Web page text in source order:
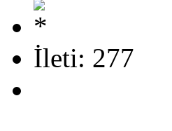
İleti: 277